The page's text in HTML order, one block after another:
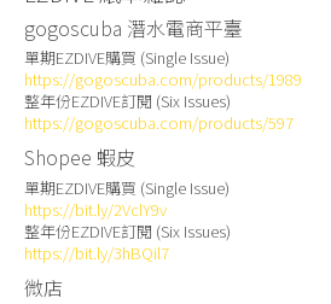
gogoscuba 潛水電商平臺
單期EZDIVE購買 (Single Issue)
https://gogoscuba.com/products/1989
整年份EZDIVE訂閱 (Six Issues)
https://gogoscuba.com/products/597
Shopee 蝦皮
單期EZDIVE購買 (Single Issue)
https://bit.ly/2VclY9v
整年份EZDIVE訂閱 (Six Issues)
https://bit.ly/3hBQil7
微店